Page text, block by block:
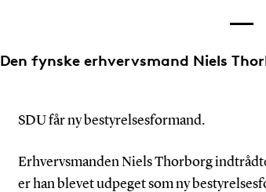
Den fynske erhvervsmand Niels
SDU får ny bestyrelsesformand.
Erhvervsmanden Niels Thorborg
er han blevet udpeget som ny